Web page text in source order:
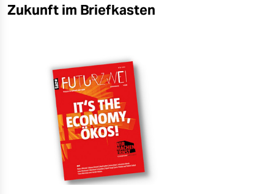
Zukunft im Briefkasten